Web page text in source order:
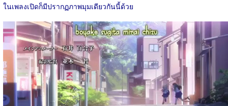
ในเพลงเปิดก็มีปรากฏภาพมุมเดียวกันนี้ด้วย